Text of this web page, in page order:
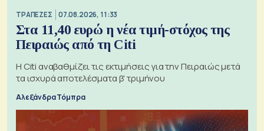
ΤΡΑΠΕΖΕΣ 07.08.2026, 11:33
Στα 11,40 ευρώ η νέα τιμή-στόχος της
Πειραιώς από τη Citi
Η Citi αναβαθμίζει τις εκτιμήσεις για την Πειραιώς μετά
τα ισχυρά αποτελέσματα β' τριμήνου
Αλεξάνδρα Τόμπρα